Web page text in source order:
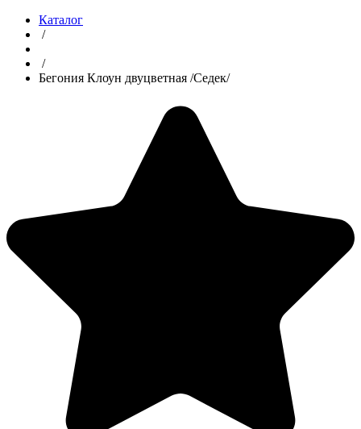
Каталог
/
/
Бегония Клоун двуцветная /Седек/